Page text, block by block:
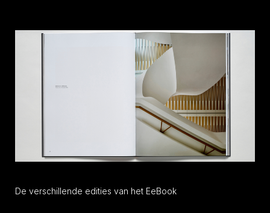
De verschillende edities van het EeBook